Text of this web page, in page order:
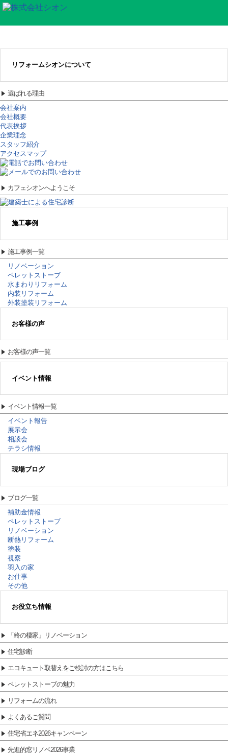
リフォームシオンについて
選ばれる理由
会社案内
会社概要
代表挨拶
企業理念
スタッフ紹介
アクセスマップ
カフェシオンへようこそ
施工事例
施工事例一覧
リノベーション
ペレットストーブ
水まわりリフォーム
内装リフォーム
外装塗装リフォーム
お客様の声
お客様の声一覧
イベント情報
イベント情報一覧
イベント報告
展示会
相談会
チラシ情報
現場ブログ
ブログ一覧
補助金情報
ペレットストーブ
リノベーション
断熱リフォーム
塗装
視察
羽入の家
お仕事
その他
お役立ち情報
「終の棲家」リノベーション
住宅診断
エコキュート取替えをご検討の方はこちら
ペレットストーブの魅力
リフォームの流れ
よくあるご質問
住宅省エネ2026キャンペーン
先進的窓リノベ2026事業